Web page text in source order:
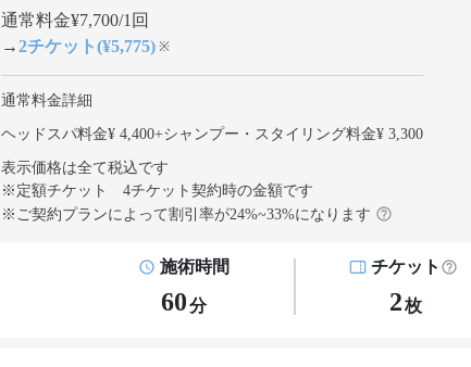
通常料金¥7,700/1回
→2チケット(¥5,775) ※
通常料金詳細
ヘッドスパ料金¥ 4,400+シャンプー・スタイリング料金¥ 3,300
表示価格は全て税込です
※定額チケット 4チケット契約時の金額です
※ご契約プランによって割引率が24%~33%になります
施術時間
60分
チケット
2枚